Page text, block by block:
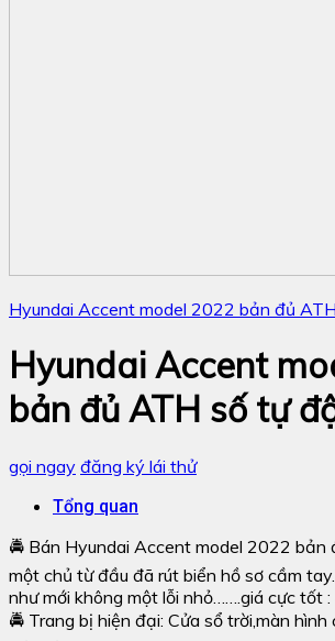
Hyundai Accent model 2022 bản đủ
Hyundai Accent
bản đủ ATH số tự
gọi ngay đăng ký lái thử
Tổng quan
🚔 Bán Hyundai Accent model 2022 bản
một chủ từ đầu đã rút biển hồ sơ cầm
như mới không một lỗi nhỏ…….giá cực tốt :
🚔 Trang bị hiện đại: Cửa sổ trời,màn